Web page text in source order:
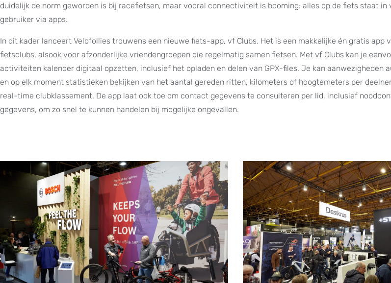
duidelijk de norm geworden is bij racefietsen, maar vooral connectiviteit is booming: alles op de fiets staat in
gebruiker via apps.
In dit kader lanceert Velofollies trouwens een nieuwe fiets-app, vf Clubs. Het is een makkelijke én gratis app
fietsclubs, alsook voor afzonderlijke vriendengroepen die regelmatig samen fietsen. Met vf Clubs kan je
activiteiten kalender digitaal opzetten, inclusief het opladen en delen van GPX-files. Je kan aanwezigheden
en op elk moment statistieken bekijken van het aantal gereden ritten, kilometers of hoogtemeters per
real-time clubklassement. De app laat ook toe om contact gegevens te consulteren per lid, inclusief
gegevens, om zo snel te kunnen handelen bij mogelijke ongevallen.